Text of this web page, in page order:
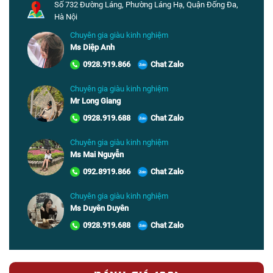
Số 732 Đường Láng, Phường Láng Hạ, Quận Đống Đa,
Hà Nội
Chuyên gia giàu kinh nghiệm
Ms Diệp Anh
0928.919.866
Chat Zalo
Chuyên gia giàu kinh nghiệm
Mr Long Giang
0928.919.688
Chat Zalo
Chuyên gia giàu kinh nghiệm
Ms Mai Nguyễn
092.8919.866
Chat Zalo
Chuyên gia giàu kinh nghiệm
Ms Duyên Duyên
0928.919.688
Chat Zalo